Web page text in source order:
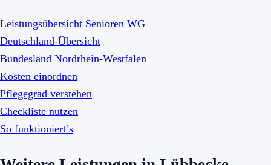
Leistungsübersicht Senioren WG
Deutschland-Übersicht
Bundesland Nordrhein-Westfalen
Kosten einordnen
Pflegegrad verstehen
Checkliste nutzen
So funktioniert’s